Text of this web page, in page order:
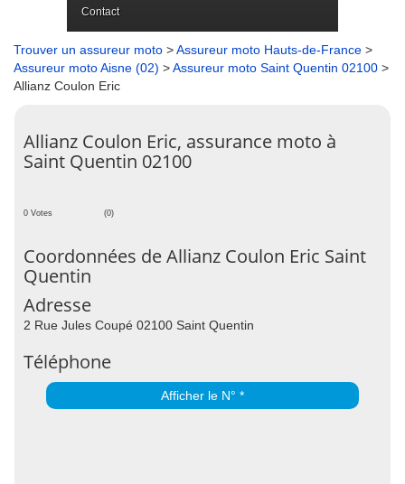
Contact
Trouver un assureur moto >Assureur moto Hauts-de-France >
Assureur moto Aisne (02) >Assureur moto Saint Quentin 02100 >
Allianz Coulon Eric
Allianz Coulon Eric, assurance moto à
Saint Quentin 02100
0 Votes (0)
Coordonnées de Allianz Coulon Eric Saint
Quentin
Adresse
2 Rue Jules Coupé 02100 Saint Quentin
Téléphone
Afficher le N° *